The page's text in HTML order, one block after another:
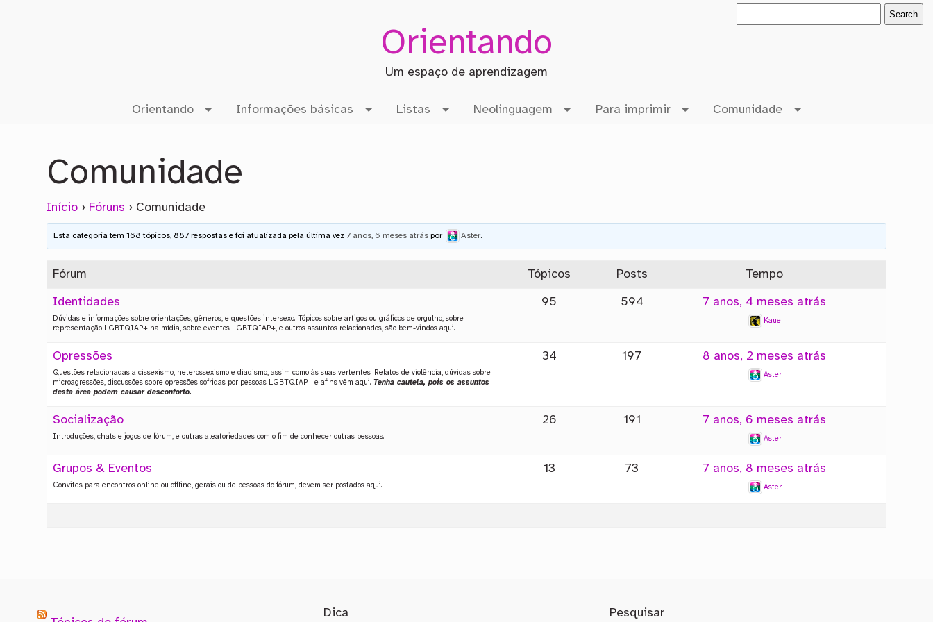
Orientando
Um espaço de aprendizagem
Orientando Informações básicas Listas Neolinguagem Para imprimir Comunidade
Comunidade
Início › Fóruns › Comunidade
Esta categoria tem 168 tópicos, 887 respostas e foi atualizada pela última vez7 anos, 6 meses atrás por Aster.
Fórum Tópicos Posts Tempo
Identidades
Dúvidas e informações sobre orientações, gêneros, e questões intersexo. Tópicos sobre artigos ou gráficos de orgulho, sobre
representação LGBTQIAP+ na mídia, sobre eventos LGBTQIAP+, e outros assuntos relacionados, são bem-vindos aqui.
95 594 7 anos, 4 meses atrás
Kaue
Opressões
Questões relacionadas a cissexismo, heterossexismo e diadismo, assim como às suas vertentes. Relatos de violência, dúvidas sobre
microagressões, discussões sobre opressões sofridas por pessoas LGBTQIAP+ e afins vêm aqui.Tenha cautela, pois os assuntos
desta área podem causar desconforto.
34 197 8 anos, 2 meses atrás
Aster
Socialização
Introduções, chats e jogos de fórum, e outras aleatoriedades com o fim de conhecer outras pessoas.
26 191 7 anos, 6 meses atrás
Aster
Grupos & Eventos
Convites para encontros online ou offline, gerais ou de pessoas do fórum, devem ser postados aqui.
13 73 7 anos, 8 meses atrás
Aster
Dica Pesquisar